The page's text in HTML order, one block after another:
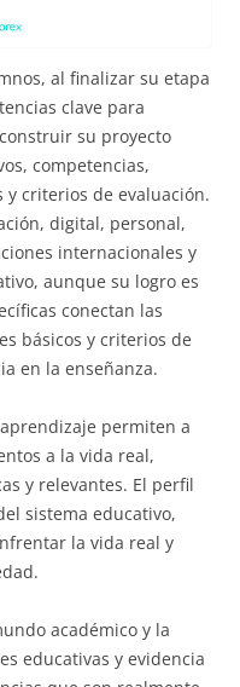
al finalizar su etapa
clave para
su proyecto
competencias,
y criterios de evaluación.
digital, personal,
internacionales y
aunque su logro es
conectan las
básicos y criterios de
en la enseñanza.
permiten a
a la vida real,
y relevantes. El perfil
sistema educativo,
la vida real y
académico y la
educativas y evidencia